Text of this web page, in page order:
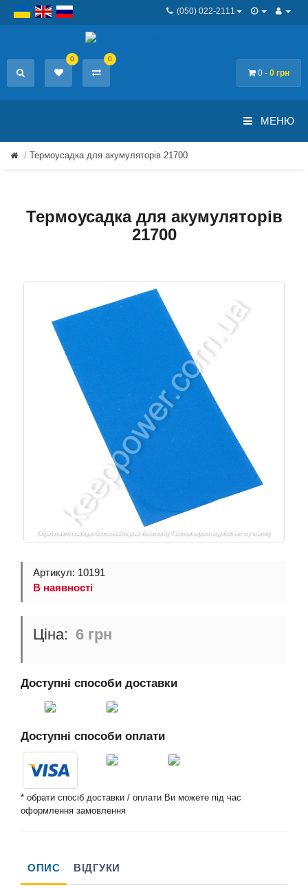
(050) 022-2111
0 - 0 грн
0 0
МЕНЮ
Термоусадка для акумуляторів 21700
Термоусадка для акумуляторів
21700
Артикул: 10191
В наявності
6 грн
Доступні способи доставки
Доступні способи оплати
* обрати спосіб доставки / оплати Ви можете під час
оформлення замовлення
ОПИС ВІДГУКИ